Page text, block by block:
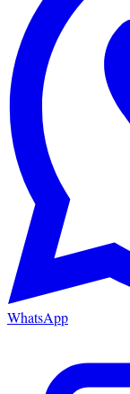
WhatsApp